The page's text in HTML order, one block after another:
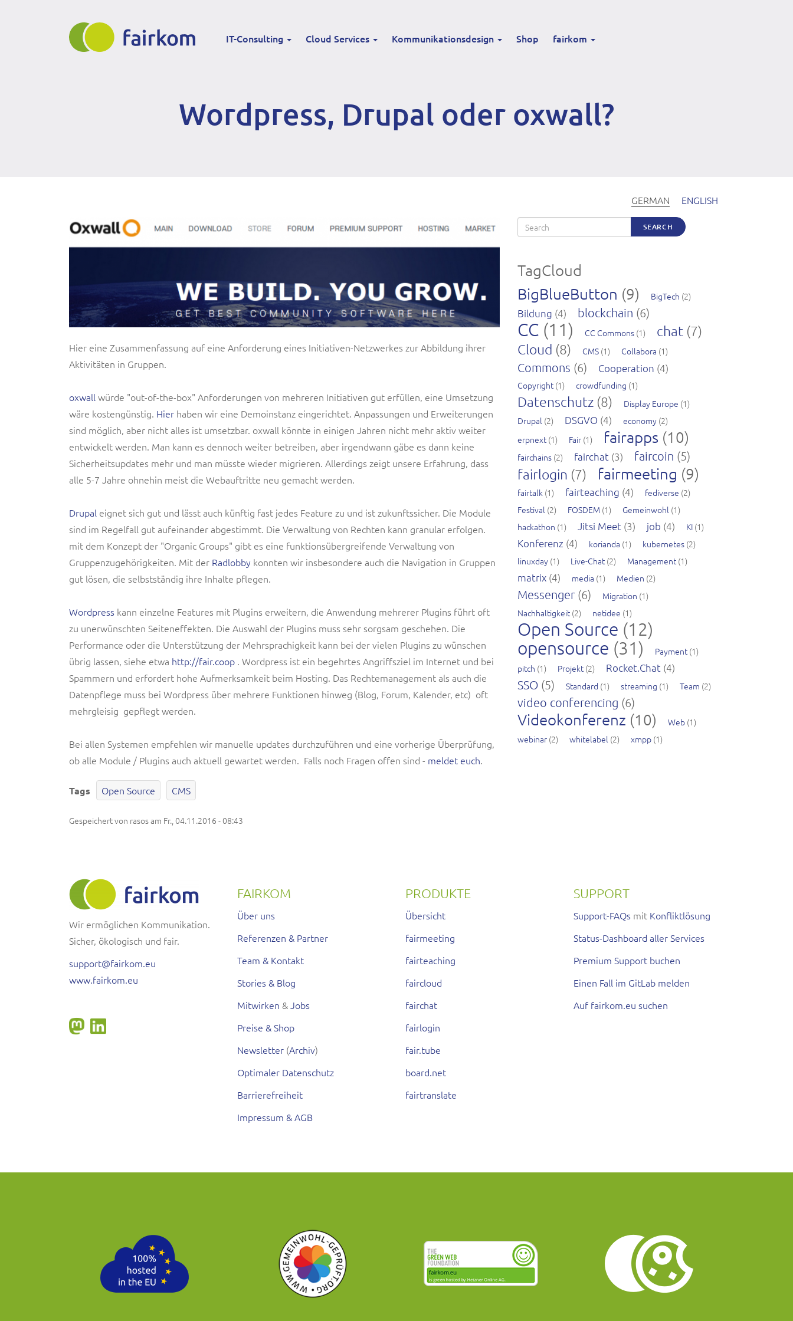
Main
navigation
IT-Consulting Cloud Services Kommunikationsdesign Shop fairkom
Wordpress, Drupal oder oxwall?
GERMAN ENGLISH
Hier eine Zusammenfassung auf eine Anforderung eines Initiativen-Netzwerkes zur Abbildung ihrer
Aktivitäten in Gruppen.
oxwall würde "out-of-the-box" Anforderungen von mehreren Initiativen gut erfüllen, eine Umsetzung
wäre kostengünstig. Hier haben wir eine Demoinstanz eingerichtet. Anpassungen und Erweiterungen
sind möglich, aber nicht alles ist umsetzbar. oxwall könnte in einigen Jahren nicht mehr aktiv weiter
entwickelt werden. Man kann es dennoch weiter betreiben, aber irgendwann gäbe es dann keine
Sicherheitsupdates mehr und man müsste wieder migrieren. Allerdings zeigt unsere Erfahrung, dass
alle 5-7 Jahre ohnehin meist die Webauftritte neu gemacht werden.
Drupal eignet sich gut und lässt auch künftig fast jedes Feature zu und ist zukunftssicher. Die Module
sind im Regelfall gut aufeinander abgestimmt. Die Verwaltung von Rechten kann granular erfolgen.
mit dem Konzept der "Organic Groups" gibt es eine funktionsübergreifende Verwaltung von
Gruppenzugehörigkeiten. Mit der Radlobby konnten wir insbesondere auch die Navigation in Gruppen
gut lösen, die selbstständig ihre Inhalte pflegen.
Wordpress kann einzelne Features mit Plugins erweitern, die Anwendung mehrerer Plugins führt oft
zu unerwünschten Seiteneffekten. Die Auswahl der Plugins muss sehr sorgsam geschehen. Die
Performance oder die Unterstützung der Mehrsprachigkeit kann bei der vielen Plugins zu wünschen
übrig lassen, siehe etwa http://fair.coop . Wordpress ist ein begehrtes Angriffsziel im Internet und bei
Spammern und erfordert hohe Aufmerksamkeit beim Hosting. Das Rechtemanagement als auch die
Datenpflege muss bei Wordpress über mehrere Funktionen hinweg (Blog, Forum, Kalender, etc) oft
mehrgleisig gepflegt werden.
Bei allen Systemen empfehlen wir manuelle updates durchzuführen und eine vorherige Überprüfung,
ob alle Module / Plugins auch aktuell gewartet werden. Falls noch Fragen offen sind - meldet euch.
Tags Open Source CMS
Gespeichert von rasosam Fr., 04.11.2016 - 08:43
Search SEARCH
TagCloud
BigBlueButton (9) BigTech (2)
Bildung (4) blockchain (6)
CC (11) CC Commons (1) chat (7)
Cloud (8) CMS (1) Collabora (1)
Commons (6) Cooperation (4)
Copyright(1) crowdfunding (1)
Datenschutz (8) Display Europe (1)
Drupal (2) DSGVO (4) economy (2)
erpnext(1) Fair (1) fairapps (10)
fairchains (2) fairchat (3) faircoin (5)
fairlogin (7) fairmeeting (9)
fairtalk (1) fairteaching (4) fediverse (2)
Festival (2) FOSDEM (1) Gemeinwohl (1)
hackathon (1) Jitsi Meet (3) job (4) KI (1)
Konferenz (4) korianda (1) kubernetes (2)
linuxday (1) Live-Chat(2) Management(1)
matrix (4) media (1) Medien (2)
Messenger (6) Migration (1)
Nachhaltigkeit(2) netidee (1)
Open Source (12)
opensource (31) Payment(1)
pitch (1) Projekt(2) Rocket.Chat (4)
SSO (5) Standard (1) streaming (1) Team (2)
video conferencing (6)
Videokonferenz (10) Web (1)
webinar (2) whitelabel (2) xmpp (1)
Wir ermöglichen Kommunikation.
Sicher, ökologisch und fair.
support@fairkom.eu
www.fairkom.eu
FAIRKOM
Über uns
Referenzen & Partner
Team & Kontakt
Stories & Blog
Mitwirken &Jobs
Preise & Shop
Newsletter (Archiv)
Optimaler Datenschutz
Barrierefreiheit
Impressum & AGB
PRODUKTE
Übersicht
fairmeeting
fairteaching
faircloud
fairchat
fairlogin
fair.tube
board.net
fairtranslate
SUPPORT
Support-FAQs mit Konfliktlösung
Status-Dashboard aller Services
Premium Support buchen
Einen Fall im GitLab melden
Auf fairkom.eu suchen